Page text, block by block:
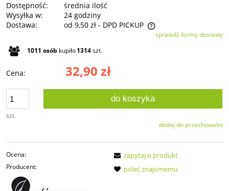
Dostępność:
średnia ilość
Wysyłka w:
24 godziny
Dostawa:
od 9,50 zł - DPD PICKUP
Cena nie zawiera ewentualnych kosztów płatnościsprawdź formy dostawy
1011 osób kupiło1314szt.
Cena: 32,90 zł
szt.
do koszyka
dodaj do przechowalni
Ocena:
Producent:
zapytaj o produkt
poleć znajomemu